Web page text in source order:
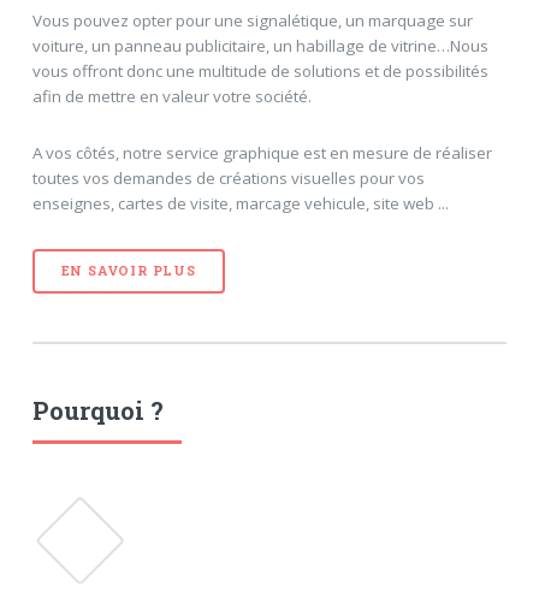
Vous pouvez opter pour une signalétique, un marquage sur
voiture, un panneau publicitaire, un habillage de vitrine…Nous
vous offront donc une multitude de solutions et de possibilités
afin de mettre en valeur votre société.
A vos côtés, notre service graphique est en mesure de réaliser
toutes vos demandes de créations visuelles pour vos
enseignes, cartes de visite, marcage vehicule, site web ...
EN SAVOIR PLUS
Pourquoi ?